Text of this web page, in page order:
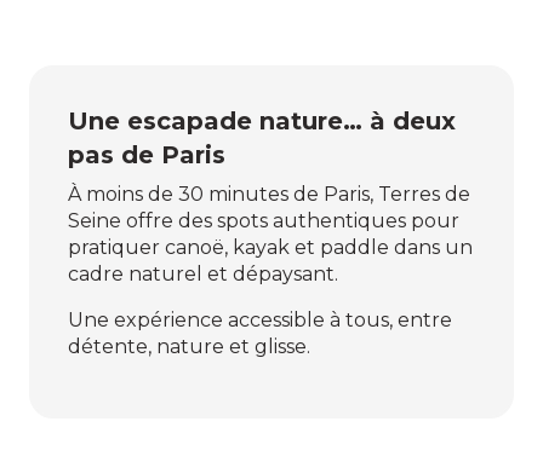
Une escapade nature… à deux
pas de Paris
À moins de 30 minutes de Paris, Terres de
Seine offre des spots authentiques pour
pratiquer canoë, kayak et paddle dans un
cadre naturel et dépaysant.
Une expérience accessible à tous, entre
détente, nature et glisse.